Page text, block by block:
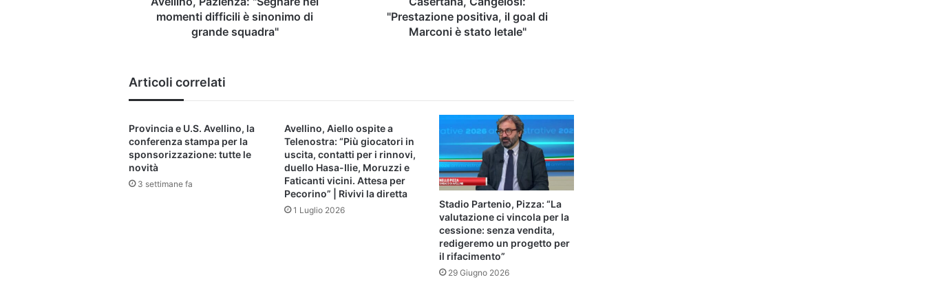
squadra"momenti difficili è sinonimo di
grande squadra"
letale""Prestazione positiva, il goal di
Marconi è stato letale"
Articoli correlati
Provincia e U.S. Avellino, la
conferenza stampa per la
sponsorizzazione: tutte le
novità
3 settimane fa
Avellino, Aiello ospite a
Telenostra: “Più giocatori in
uscita, contatti per i rinnovi,
duello Hasa-Ilie, Moruzzi e
Faticanti vicini. Attesa per
Pecorino” | Rivivi la diretta
1 Luglio 2026
Stadio Partenio, Pizza: “La
valutazione ci vincola per la
cessione: senza vendita,
redigeremo un progetto per
il rifacimento”
29 Giugno 2026